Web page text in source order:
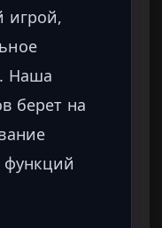
игрой,
Наша
берет на
функций